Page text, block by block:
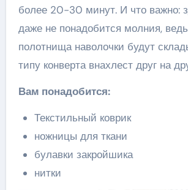
более 20-30 минут. И что важно:
даже не понадобится молния,
полотнища наволочки будут
типу конверта внахлест друг на
Вам понадобится:
Текстильный коврик
ножницы для ткани
булавки закройшика
нитки